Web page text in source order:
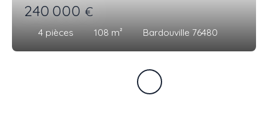
240 000€
4 pièces 108 m² Bardouville 76480